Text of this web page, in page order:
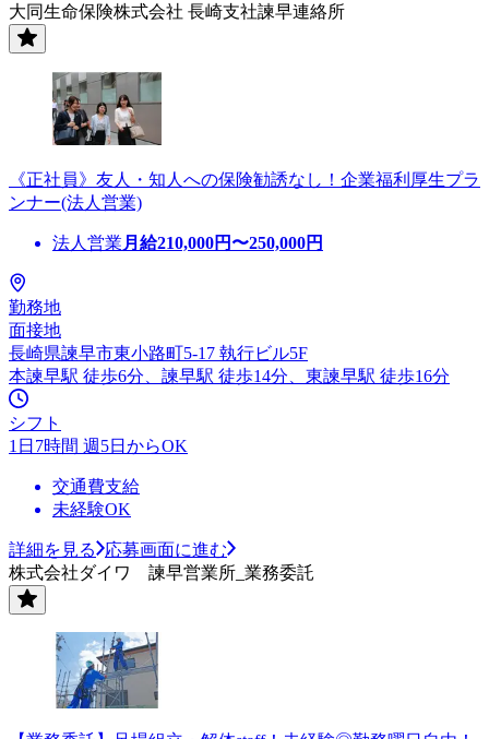
大同生命保険株式会社 長崎支社諫早連絡所
《正社員》友人・知人への保険勧誘なし！企業福利厚生プラ
ンナー(法人営業)
法人営業 月給210,000円〜250,000円
勤務地
面接地
長崎県諫早市東小路町5-17 執行ビル5F
本諫早駅 徒歩6分、諫早駅 徒歩14分、東諫早駅 徒歩16分
シフト
1日7時間 週5日からOK
交通費支給
未経験OK
詳細を見る
応募画面に進む
株式会社ダイワ 諫早営業所_業務委託